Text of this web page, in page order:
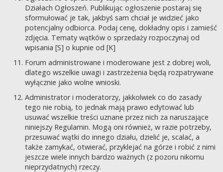
Działach Ogłoszeń. Publikując ogłoszenie postaraj się
sformułować je tak, jakbyś sam chciał je widzieć jako
potencjalny odbiorca. Podaj cenę, dokładny opis i zamieść
zdjęcia. Tematy wątków o sprzedaży rozpoczynaj od
wpisania [S] o kupnie od [K]
Forum administrowane i moderowane jest z dobrej woli,
dlatego wszelkie uwagi i zastrzeżenia będą rozpatrywane
wyłącznie jako wolne wnioski.
Administrator i moderatorzy, jakkolwiek co do zasady
tego nie robią, to jednak mają prawo edytować lub
usuwać wszelkie treści uznane przez nich za naruszające
niniejszy Regulamin. Mogą oni również, w razie potrzeby,
przesuwać wątki do innego działu, dzielić je, scalać, a
także zamykać, otwierać, przyklejać na górze i robić z nimi
jeszcze wiele innych bardzo ważnych (z pozoru nikomu
nieprzydatnych) rzeczy.